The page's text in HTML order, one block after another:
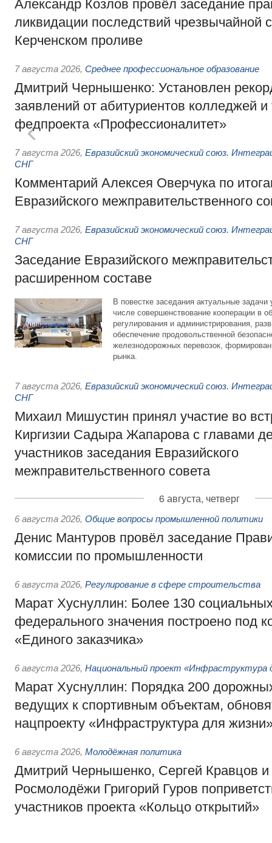
Александр Козлов провёл заседание
ликвидации последствий чрезвычайной
Керченском проливе
7 августа 2026, Среднее профессиональное образование
Дмитрий Чернышенко: Установлен
заявлений от абитуриентов колледжей и
федпроекта «Профессионалитет»
7 августа 2026, Евразийский экономический союз.
СНГ
Комментарий Алексея Оверчука по
Евразийского межправительственного
7 августа 2026, Евразийский экономический союз.
СНГ
Заседание Евразийского
расширенном составе
В повестке заседания актуальные задачи
числе совершенствование кооперации в
регулирования и администрирования,
обеспечение продовольственной
железнодорожных перевозок,
рынка.
7 августа 2026, Евразийский экономический союз.
СНГ
Михаил Мишустин принял участие во
Киргизии Садыра Жапарова с главами
участников заседания Евразийского
межправительственного совета
6 августа, четверг
6 августа 2026, Общие вопросы промышленной политики
Денис Мантуров провёл заседание
комиссии по промышленности
6 августа 2026, Регулирование в сфере строительства
Марат Хуснуллин: Более 130
федерального значения построено под
«Единого заказчика»
6 августа 2026, Национальный проект «Инфраструктура
Марат Хуснуллин: Порядка 200
ведущих к спортивным объектам,
нацпроекту «Инфраструктура для
6 августа 2026, Молодёжная политика
Дмитрий Чернышенко, Сергей Кравцов и
Росмолодёжи Григорий Гуров
участников проекта «Кольцо открытий»